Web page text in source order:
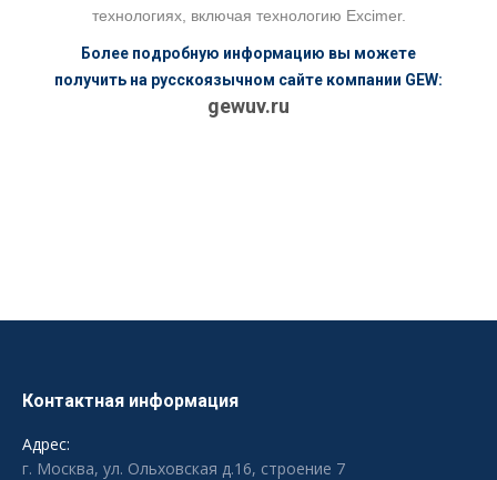
технологиях, включая технологию Excimer.
Более подробную информацию вы можете
получить на русскоязычном сайте компании GEW:
gewuv.ru
Контактная информация
Адрес:
г. Москва, ул. Ольховская д.16, строение 7